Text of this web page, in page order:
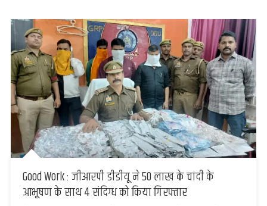
दर्दनाक
मौत
Good Work : जीआरपी डीडीयू ने 50 लाख के चांदी के
आभूषण के साथ 4 संदिग्ध को किया गिरफ्तार